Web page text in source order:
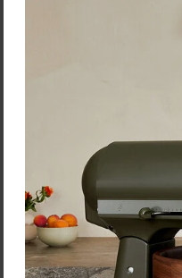
Tomorrow´s Kitchen
Pomôcka na napichovanie
ražniči
6,10 €